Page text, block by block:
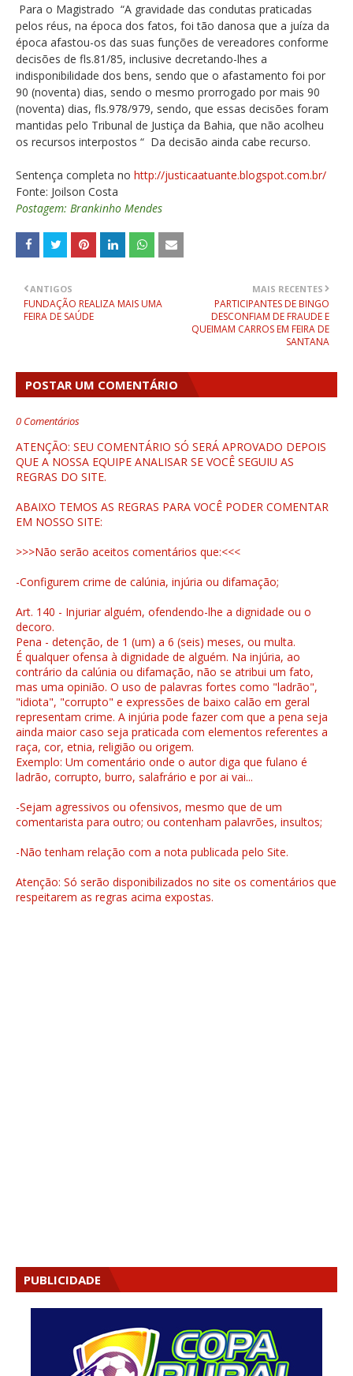
Para o Magistrado “A gravidade das condutas praticadas
pelos réus, na época dos fatos, foi tão danosa que a juíza da
época afastou-os das suas funções de vereadores conforme
decisões de fls.81/85, inclusive decretando-lhes a
indisponibilidade dos bens, sendo que o afastamento foi por
90 (noventa) dias, sendo o mesmo prorrogado por mais 90
(noventa) dias, fls.978/979, sendo, que essas decisões foram
mantidas pelo Tribunal de Justiça da Bahia, que não acolheu
os recursos interpostos “ Da decisão ainda cabe recurso.
Sentença completa no http://justicaatuante.blogspot.com.br/
Fonte: Joilson Costa
Postagem: Brankinho Mendes
MAIS RECENTES
PARTICIPANTES DE BINGO
DESCONFIAM DE FRAUDE E
QUEIMAM CARROS EM FEIRA DE
SANTANA
ANTIGOS
FUNDAÇÃO REALIZA MAIS UMA
FEIRA DE SAÚDE
POSTAR UM COMENTÁRIO
0 Comentários
ATENÇÃO: SEU COMENTÁRIO SÓ SERÁ APROVADO DEPOIS
QUE A NOSSA EQUIPE ANALISAR SE VOCÊ SEGUIU AS
REGRAS DO SITE.
ABAIXO TEMOS AS REGRAS PARA VOCÊ PODER COMENTAR
EM NOSSO SITE:
>>>Não serão aceitos comentários que:<<<
-Configurem crime de calúnia, injúria ou difamação;
Art. 140 - Injuriar alguém, ofendendo-lhe a dignidade ou o
decoro.
Pena - detenção, de 1 (um) a 6 (seis) meses, ou multa.
É qualquer ofensa à dignidade de alguém. Na injúria, ao
contrário da calúnia ou difamação, não se atribui um fato,
mas uma opinião. O uso de palavras fortes como "ladrão",
"idiota", "corrupto" e expressões de baixo calão em geral
representam crime. A injúria pode fazer com que a pena seja
ainda maior caso seja praticada com elementos referentes a
raça, cor, etnia, religião ou origem.
Exemplo: Um comentário onde o autor diga que fulano é
ladrão, corrupto, burro, salafrário e por ai vai...
-Sejam agressivos ou ofensivos, mesmo que de um
comentarista para outro; ou contenham palavrões, insultos;
-Não tenham relação com a nota publicada pelo Site.
Atenção: Só serão disponibilizados no site os comentários que
respeitarem as regras acima expostas.
PUBLICIDADE